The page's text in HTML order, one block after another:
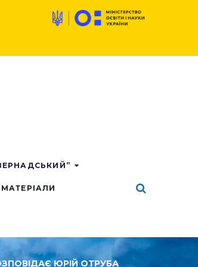
МАТЕРІАЛИ
ЮРІЙ ОТРУБА